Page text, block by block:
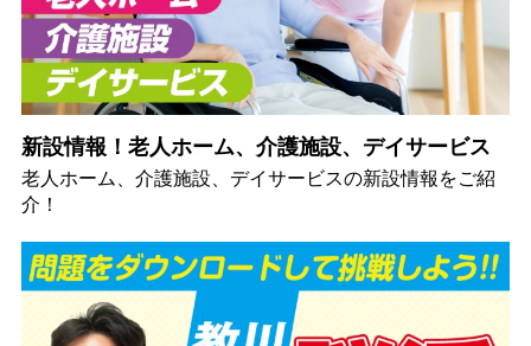
新設情報！老人ホーム、介護施設、デイサービス
老人ホーム、介護施設、デイサービスの新設情報をご紹
介！